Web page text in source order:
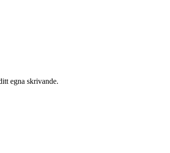
egna skrivande.